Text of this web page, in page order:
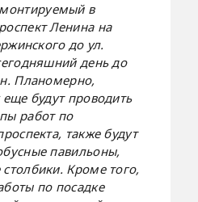
в
Ленина на
до ул.
день до
Планомерно,
будут проводить
работ по
также будут
павильоны,
Кроме того,
по посадке